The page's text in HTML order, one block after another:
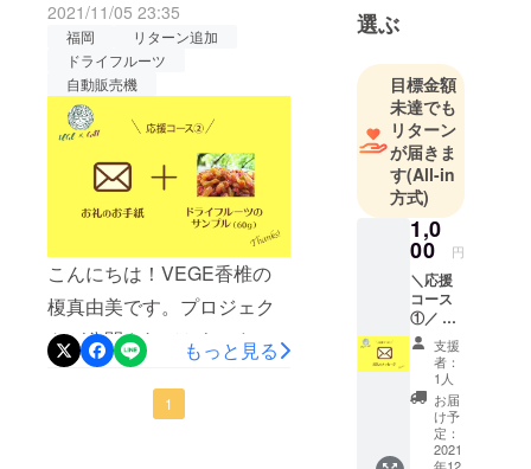
は、こだわりのデーツグラ
ノーラ４袋セットです。
オーガニックオートミール
にたっぷりのデーツで甘み
をプラス。無添加ドライフ
ルーツやナッツを加えたこ
だわりのグラノーラです。
もちろんお砂糖不使用、小
麦粉も不使用の無添加で
す！プレーンタイプとチョ
コレートタイプ、フルーツ
タイプとナッツタイプの４
種類をセットにしてお届け
2021/11/05 23:35
福岡
リターン追加
ドライフルーツ
自動販売機
こんにちは！VEGE香椎の
榎真由美です。プロジェク
トが公開されてから、たく
さんの方にメッセージを頂
き、とても嬉しいです。現
もっと見る
1
コロナ禍で
企業同士の
繋がり、助
け合いの必
要性を実感
し、オンラ
インコミュ
ニティを立
ち上げた、
ビジネスコ
ミュニティ
GATのコラ
ボ事業で
す。
選ぶ
目標金額
未達でも
リターン
が届きま
す(All-in
方式)
1,0
00 円
＼応援
コース
①／ 【
お礼の
メッ
セー
ジ】 感
謝の気
持ち込
めた
支援
者：
1人
お届
け予
定：
2021